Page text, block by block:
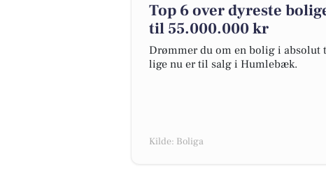
Top 6 over dyreste
til 55.000.000 kr
Drømmer du om en bolig i absolut
lige nu er til salg i Humlebæk.
Kilde: Boliga